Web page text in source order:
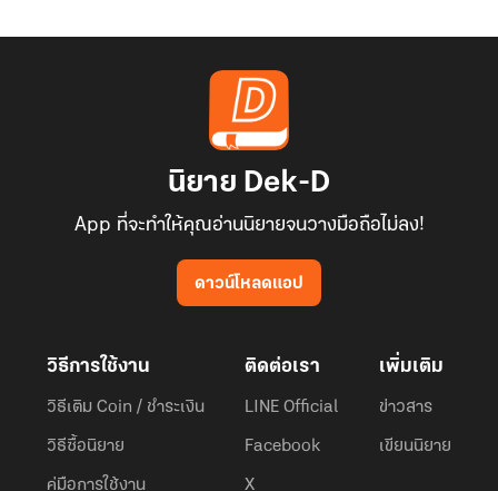
นิยาย Dek-D
App ที่จะทำให้คุณอ่านนิยายจนวางมือถือไม่ลง!
ดาวน์โหลดแอป
วิธีการใช้งาน
วิธีเติม Coin / ชำระเงิน
วิธีซื้อนิยาย
คู่มือการใช้งาน
ติดต่อเรา
LINE Official
Facebook
X
เพิ่มเติม
ข่าวสาร
เขียนนิยาย